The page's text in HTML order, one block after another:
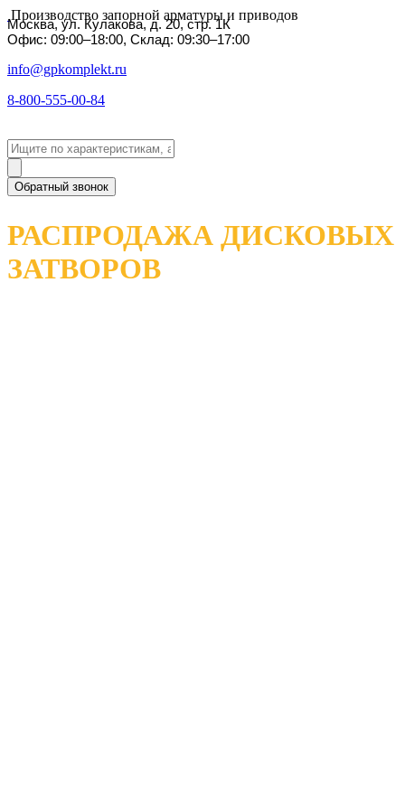
Производство запорной арматуры и приводов
Москва, ул. Кулакова, д. 20, стр. 1К
Офис: 09:00–18:00, Склад: 09:30–17:00
info@gpkomplekt.ru
8-800-555-00-84
Обратный звонок
РАСПРОДАЖА ДИСКОВЫХ
ЗАТВОРОВ